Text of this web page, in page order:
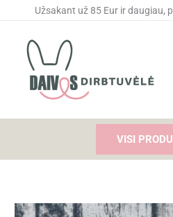
Užsakant už 85 Eur ir daugiau,
VISI
produkto